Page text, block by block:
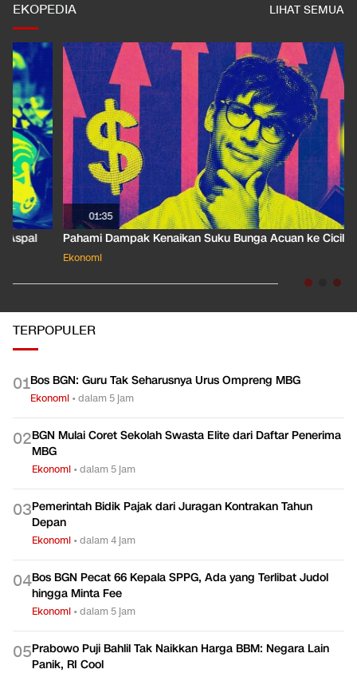
EKOPEDIA LIHAT SEMUA
01:35
Pahami Dampak Kenaikan Suku Bunga Acuan ke Cicilan KPR
TERPOPULER
01Bos BGN: Guru Tak Seharusnya Urus Ompreng MBG
Ekonomi •dalam 5 jam
02BGN Mulai Coret Sekolah Swasta Elite dari Daftar Penerima
MBG
Ekonomi •dalam 5 jam
03Pemerintah Bidik Pajak dari Juragan Kontrakan Tahun
Depan
Ekonomi •dalam 4 jam
04Bos BGN Pecat 66 Kepala SPPG, Ada yang Terlibat Judol
hingga Minta Fee
Ekonomi •dalam 5 jam
05Prabowo Puji Bahlil Tak Naikkan Harga BBM: Negara Lain
Panik, RI Cool